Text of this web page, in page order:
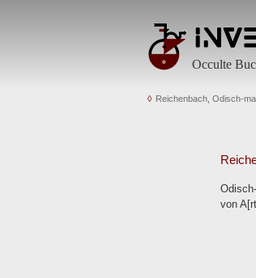
Occulte
Reichenbach, Odisch-
von